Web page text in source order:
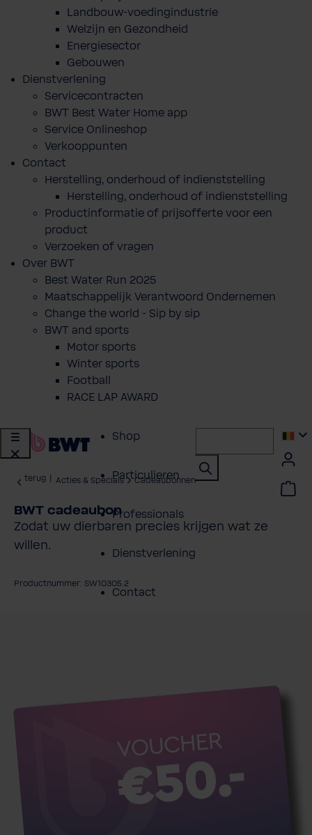
Landbouw-voedingindustrie
Welzijn en Gezondheid
Energiesector
Gebouwen
Dienstverlening
Servicecontracten
BWT Best Water Home app
Service Onlineshop
Verkooppunten
Contact
Herstelling, onderhoud of indienststelling
Herstelling, onderhoud of indienststelling
Productinformatie of prijsofferte voor een
product
Verzoeken of vragen
Over BWT
Best Water Run 2025
Maatschappelijk Verantwoord Ondernemen
Change the world - Sip by sip
BWT and sports
Motor sports
Winter sports
Football
RACE LAP AWARD
Shop
Particulieren
Professionals
Dienstverlening
Contact
terug Acties & Specials Cadeaubonnen
BWT cadeaubon
Zodat uw dierbaren precies krijgen wat ze
willen.
Productnummer: SW10305.2